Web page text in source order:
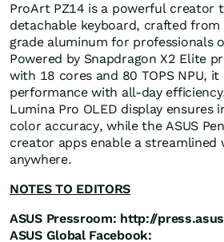
ProArt PZ14 is a powerful creator
detachable keyboard, crafted
grade aluminum for professionals
Powered by Snapdragon X2 Elite
with 18 cores and 80 TOPS NPU,
performance with all-day
Lumina Pro OLED display ensures
color accuracy, while the ASUS
creator apps enable a
anywhere.
NOTES TO EDITORS
ASUS Pressroom: http://
ASUS Global Facebook: